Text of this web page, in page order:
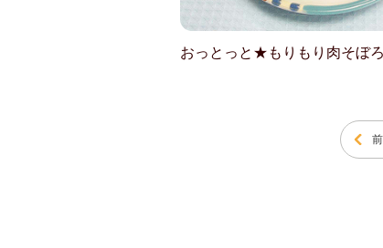
おっとっと★もりもり肉そぼろ